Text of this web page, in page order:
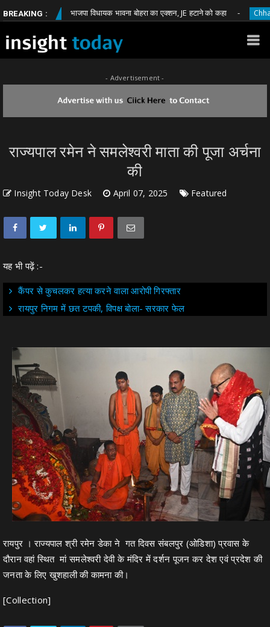
BREAKING :भाजपा विधायक भावना बोहरा का एक्शन, JE हटाने को कहा
- Advertisement -
राज्यपाल रमेन ने समलेश्वरी माता की पूजा अर्चना
की
Insight Today Desk April 07, 2025 Featured
यह भी पढ़ें :-
कैंपर से कुचलकर हत्या करने वाला आरोपी गिरफ्तार
रायपुर निगम में छत टपकी, विपक्ष बोला- सरकार फेल
रायपुर । राज्यपाल श्री रमेन डेका ने गत दिवस संबलपुर (ओडिशा) प्रवास के
दौरान वहां स्थित मां समलेश्वरी देवी के मंदिर में दर्शन पूजन कर देश एवं प्रदेश की
जनता के लिए खुशहाली की कामना की।
[Collection]